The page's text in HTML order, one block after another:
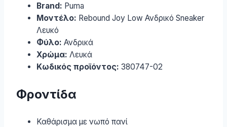
Brand: Puma
Μοντέλο: Rebound Joy Low Ανδρικό Sneaker
Λευκό
Φύλο: Ανδρικά
Χρώμα: Λευκά
Κωδικός προϊόντος: 380747-02
Φροντίδα
Καθάρισμα με νωπό πανί